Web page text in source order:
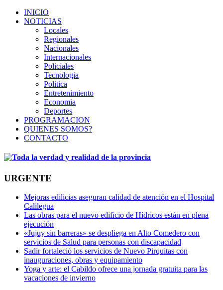
INICIO
NOTICIAS
Locales
Regionales
Nacionales
Internacionales
Policiales
Tecnologia
Politica
Entretenimiento
Economia
Deportes
PROGRAMACION
QUIENES SOMOS?
CONTACTO
URGENTE
Mejoras edilicias aseguran calidad de atención en el Hospital
Calilegua
Las obras para el nuevo edificio de Hídricos están en plena
ejecución
«Jujuy sin barreras» se despliega en Alto Comedero con
servicios de Salud para personas con discapacidad
Sadir fortaleció los servicios de Nuevo Pirquitas con
inauguraciones, obras y equipamiento
Yoga y arte: el Cabildo ofrece una jornada gratuita para las
vacaciones de invierno